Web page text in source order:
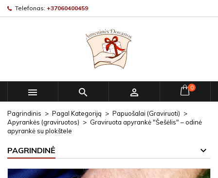
Telefonas: +37060400459
   0
Pagrindinis Pagal Kategoriją
Papuošalai (Graviruoti)
Apyrankės (graviruotos)
Graviruota apyrankė "Šešėlis" – odinė
apyrankė su plokštele
PAGRINDINĖ